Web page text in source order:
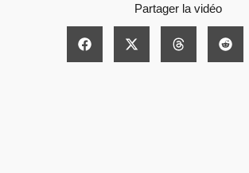
Partager la vidéo